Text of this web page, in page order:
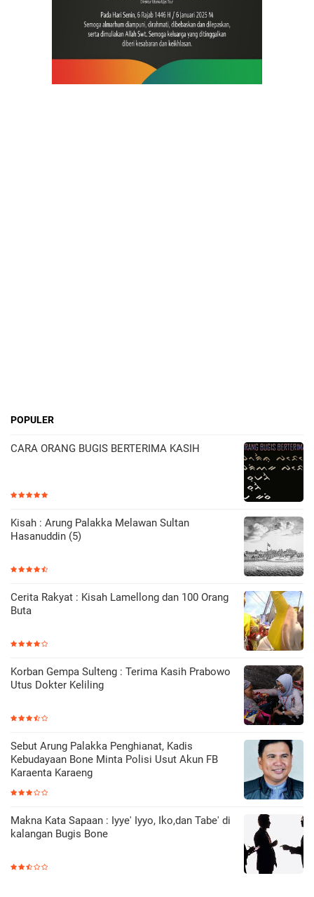
POPULER
CARA ORANG BUGIS BERTERIMA KASIH
Kisah : Arung Palakka Melawan Sultan
Hasanuddin (5)
Cerita Rakyat : Kisah Lamellong dan 100 Orang
Buta
Korban Gempa Sulteng : Terima Kasih Prabowo
Utus Dokter Keliling
Sebut Arung Palakka Penghianat, Kadis
Kebudayaan Bone Minta Polisi Usut Akun FB
Karaenta Karaeng
Makna Kata Sapaan : Iyye' Iyyo, Iko,dan Tabe' di
kalangan Bugis Bone